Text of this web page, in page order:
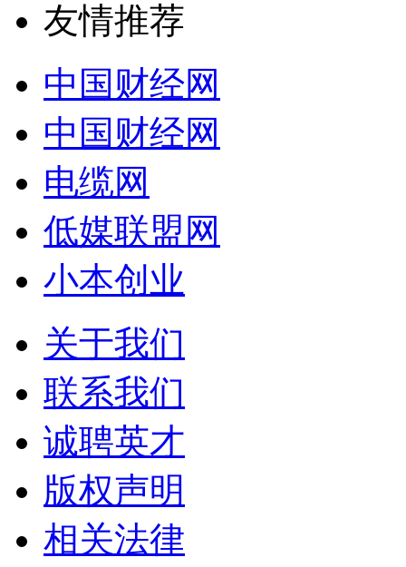
友情推荐
中国财经网
中国财经网
电缆网
低媒联盟网
小本创业
关于我们
联系我们
诚聘英才
版权声明
相关法律